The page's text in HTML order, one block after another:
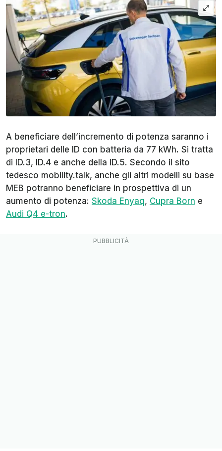
A beneficiare dell’incremento di potenza saranno i
proprietari delle ID con batteria da 77 kWh. Si tratta
di ID.3, ID.4 e anche della ID.5. Secondo il sito
tedesco mobility.talk, anche gli altri modelli su base
MEB potranno beneficiare in prospettiva di un
aumento di potenza: Skoda Enyaq, Cupra Born e
Audi Q4 e-tron.